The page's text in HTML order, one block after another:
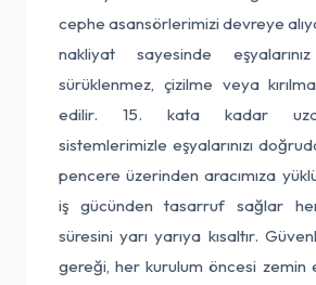
cephe asansörlerimizi devreye
nakliyat sayesinde
sürüklenmez, çizilme veya
edilir. 15. kata kadar
sistemlerimizle eşyalarınızı
pencere üzerinden aracımıza
iş gücünden tasarruf sağlar
süresini yarı yarıya kısaltır.
gereği, her kurulum öncesi zemin